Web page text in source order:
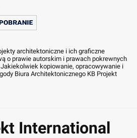
architektoniczne i ich graficzne
o prawie autorskim i prawach pokrewnych
kopiowanie, opracowywanie i
Biura Architektonicznego KB Projekt
International